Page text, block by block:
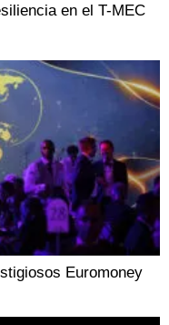
en el T-MEC
Euromoney